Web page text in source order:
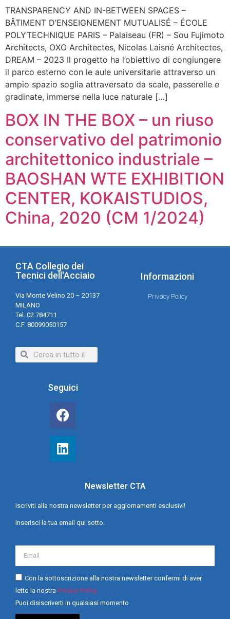
TRANSPARENCY AND IN-BETWEEN SPACES –
BÂTIMENT D’ENSEIGNEMENT MUTUALISÉ – ÉCOLE
POLYTECHNIQUE PARIS – Palaiseau (FR) – Sou Fujimoto
Architects, OXO Architectes, Nicolas Laisné Architectes,
DREAM – 2023 Il progetto ha l’obiettivo di congiungere
il parco esterno con le aule universitarie attraverso un
ampio spazio soglia attraversato da scale, passerelle e
gradinate, immerse nella luce naturale […]
BOX IN THE BOX – un riuso
conservativo del patrimonio
architettonico industriale –
BAOSHAN WTE EXHIBITION
CENTER, KOKAISTUDIOS,
China, 2020 (CM 1/2024)
CTA Collegio dei
Tecnici dell'Acciaio
Via Monte Velino 20 – 20137
MILANO
Tel. 02.784711
C.F. 80099050157
Informazioni
Privacy Policy
Seguici
Newsletter CTA
Iscriviti alla nostra newsletter per aggiornamenti esclusivi!
Inserisci la tua email qui sotto.
Con la sottoscrizione alla nostra newsletter confermi di aver
letto la nostra Privacy Policy
Puoi disiscriverti in qualsiasi momento